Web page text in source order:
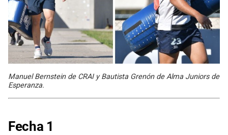
Manuel Bernstein de CRAI y Bautista Grenón de Alma Juniors de
Esperanza.
Fecha 1